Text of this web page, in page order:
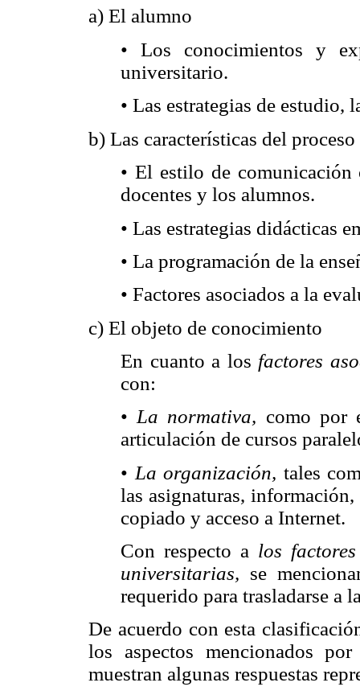
a) El alumno
• Los conocimientos y
universitario.
• Las estrategias de estudio,
b) Las características del proceso
• El estilo de comunicación
docentes y los alumnos.
• Las estrategias didácticas
• La programación de la
• Factores asociados a la
c) El objeto de conocimiento
En cuanto a los factores
con:
• La normativa, como por
articulación de cursos
• La organización, tales
las asignaturas,
copiado y acceso a Internet.
Con respecto a los
universitarias, se
requerido para trasladarse a
De acuerdo con esta
los aspectos mencionados
muestran algunas respuestas